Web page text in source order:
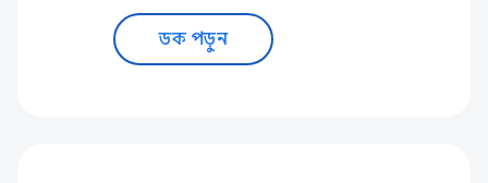
ডক পড়ুন